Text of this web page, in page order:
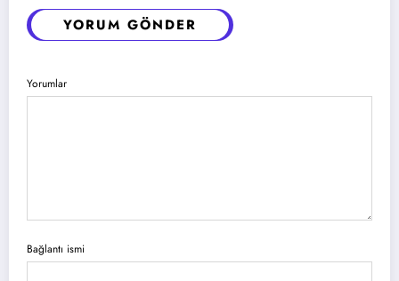
YORUM GÖNDER
Yorumlar
Bağlantı ismi